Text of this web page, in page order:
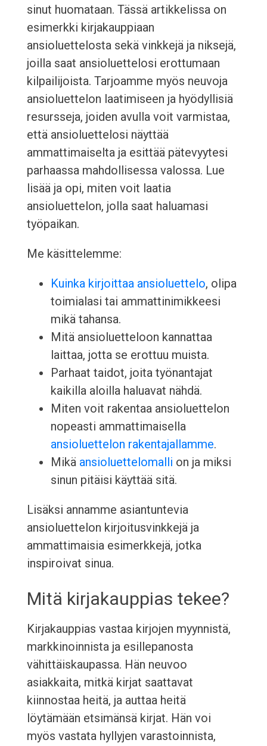
sinut huomataan. Tässä artikkelissa on
esimerkki kirjakauppiaan
ansioluettelosta sekä vinkkejä ja niksejä,
joilla saat ansioluettelosi erottumaan
kilpailijoista. Tarjoamme myös neuvoja
ansioluettelon laatimiseen ja hyödyllisiä
resursseja, joiden avulla voit varmistaa,
että ansioluettelosi näyttää
ammattimaiselta ja esittää pätevyytesi
parhaassa mahdollisessa valossa. Lue
lisää ja opi, miten voit laatia
ansioluettelon, jolla saat haluamasi
työpaikan.
Me käsittelemme:
Kuinka kirjoittaa ansioluettelo, olipa
toimialasi tai ammattinimikkeesi
mikä tahansa.
Mitä ansioluetteloon kannattaa
laittaa, jotta se erottuu muista.
Parhaat taidot, joita työnantajat
kaikilla aloilla haluavat nähdä.
Miten voit rakentaa ansioluettelon
nopeasti ammattimaisella
ansioluettelon rakentajallamme.
Mikä ansioluettelomalli on ja miksi
sinun pitäisi käyttää sitä.
Lisäksi annamme asiantuntevia
ansioluettelon kirjoitusvinkkejä ja
ammattimaisia esimerkkejä, jotka
inspiroivat sinua.
Mitä kirjakauppias tekee?
Kirjakauppias vastaa kirjojen myynnistä,
markkinoinnista ja esillepanosta
vähittäiskaupassa. Hän neuvoo
asiakkaita, mitkä kirjat saattavat
kiinnostaa heitä, ja auttaa heitä
löytämään etsimänsä kirjat. Hän voi
myös vastata hyllyjen varastoinnista,